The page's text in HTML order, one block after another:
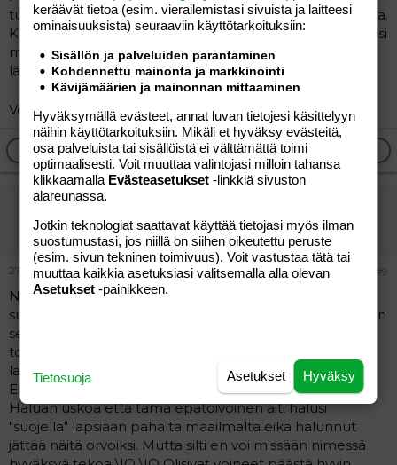
tuollaista tapahtuu sitä miettii ja ajattelee monella tapaa.
Kuitenkin jos se on ainoa asia mikä "päähän mahtuu" olisi
mielestäni aika puhua ammattiauttajalle tai ainakin
läheiselle ystävälle tai sukulaiselle.
Voimia sinulle!
Ilmoita asiaton viesti
nikitönnä
Vieras
27.06.2004 #9
Niin....kyllähän noi pistää ajattelemaan :/ . Kerrassaan
surullinen tapaus oli....mäkin olen miettinyt et mitäköhän
sen äidin päässä on mahtanut liikkua. Itse en
todellakaan pystyisi ikinä tekemään tuollaista omille
lapsilleni, onneksi. Vaikka olisin kuinka pimahtanut niin
En ja En. Itselleni mieluummin mutta en itsellenikään.
Haluan uskoa että tämä epätoivoinen äiti halusi
"suojella" lapsiaan pahalta maailmalta eikä halunnut
jättää näitä orvoiksi. Mutta silti en voi missään nimessä
keräävät tietoa (esim. vierailemis­tasi sivuista ja laitteesi
ominaisuuk­sista) seuraaviin käyttötarkoituksiin:
Sisällön ja palveluiden parantaminen
Kohdennettu mainonta ja markkinointi
Kävijämäärien ja mainonnan mittaaminen
Hyväksymällä evästeet, annat luvan tietojesi käsittelyyn
näihin käyttötarkoituksiin. Mikäli et hyväksy evästeitä,
osa palveluista tai sisällöistä ei välttämättä toimi
optimaalisesti. Voit muuttaa valintojasi milloin tahansa
klikkaamalla Evästeasetukset -linkkiä sivuston
alareunassa.
Jotkin teknologiat saattavat käyttää tietojasi myös ilman
suostumustasi, jos niillä on siihen oikeutettu peruste
(esim. sivun tekninen toimivuus). Voit vastustaa tätä tai
muuttaa kaikkia asetuksiasi valitsemalla alla olevan
Asetukset -painikkeen.
Hyväksy
Asetukset
Tietosuoja